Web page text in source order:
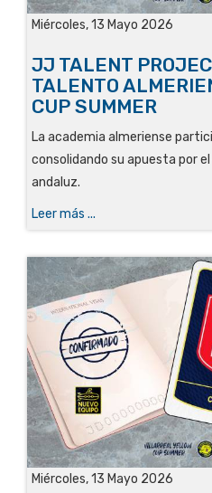
Miércoles, 13 Mayo 2026
JJ TALENT
TALENTO
CUP SUMMER
La academia almeriense
consolidando su apuesta por
andaluz.
Leer más ...
Miércoles, 13 Mayo 2026